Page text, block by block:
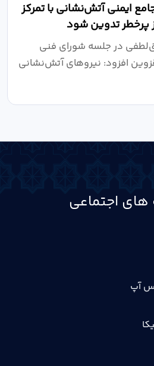
ایمنی آتش‌نشانی با تمرکز
پرخطر تدوین شود
در جلسه شورای فنی
افزود: نیروهای آتش‌نشانی
اجتماعی
آپ